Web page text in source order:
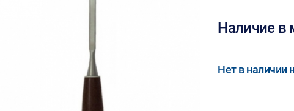
Наличие в
Нет в наличии